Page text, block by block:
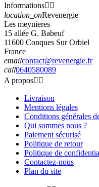
Informations 
location_onRevenergie
Les meynieres
15 allée G. Babeuf
11600 Conques Sur Orbiel
France
emailcontact@revenergie.fr
call0640580089
A propos 
Livraison
Mentions légales
Conditions générales
Qui sommes nous ?
Paiement sécurisé
Politique de retour
Politique de
Contactez-nous
Plan du site